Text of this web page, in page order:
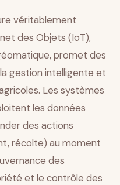
véritablement
des Objets (IoT),
promet des
gestion intelligente et
Les systèmes
les données
des actions
récolte) au moment
des
et le contrôle des